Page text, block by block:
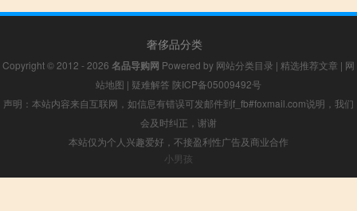
奢侈品分类
Copyright © 2012 - 2026 名品导购网 Powered by 网站分类目录 | 精选推荐文章 | 网
站地图 | 疑难解答 陕ICP备05009492号
声明：本站内容来自互联网，如信息有错误可发邮件到f_fb#foxmail.com说明，我们
会及时纠正，谢谢
本站仅为个人兴趣爱好，不接盈利性广告及商业合作
小男孩